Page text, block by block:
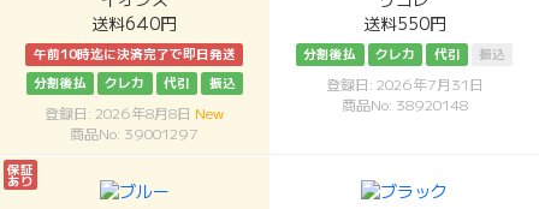
送料640円
午前10時迄に決済完了で即日発送
分割後払
クレカ 代引 振込
登録日: 2026年8月8日 New
商品No: 39001297
送料550円
分割後払 クレカ 代引 振込
登録日: 2026年7月31日
商品No: 38920148
保証
あり